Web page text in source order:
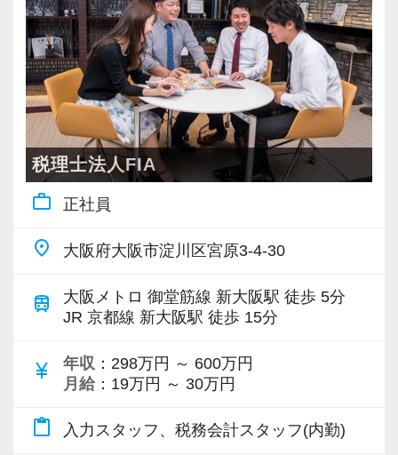
Instagram版
https://www.instagram.com/reel/DFAiiiFPWzt/?
igsh=MnE4OWRya3JjZjE3
TikTok版
https://vt.tiktok.com/ZS6qQwH8E/
・顧問先への巡回監査経験
・顧客対応や法人の決算業務経験
その他、下記のような方はぜひご応募くださ
い！
・コミュニケーション能力のある方
・向上心のある方
・粘り強く継続的に努力できる方
【採用サイト】
さい(^ ^)
https://heartland-tax.com/recruit/
【事務所紹介動画】
元国税OB・じてこ先生のYouTubeで、弊社の得
意分野や給与体制について取材いただきまし
◆入社5年目以降（年収1,200万円以上）
・担当顧問25〜35件前後。共同案件のリーダー
担当5〜10件前後。
・オフィスの拠点長や管理責任者、またはその
補佐を担当。もしくは複雑案件等をメインで担
当する「スペシャリスト」や「スタープレイヤ
ー」として活躍。
・年商10億円超の企業グループをチームの主担
・組織再編や事業承継対策の提案、DD業務など
【職場の雰囲気・環境】
従業員同士の仲が良く、とても和気あいあいと
しています！わからないことがあれば気軽に質
＜年収例＞
830万円／27歳／入社2年目／業界歴3年目／顧
問件数22件／年間顧問売上2,000万円（月給50
万円+平均インセンティブ月額19.2万円）
1040万円／36歳／入社5年目／業界歴10年目／
顧問件数26件／年間顧問売上2,600万円（月給
50万円+平均インセンティブ月額36.7万円）
1,390万円／28歳／入社3年目／業界歴5年目／
顧問件数27件／年間顧問売上3,000万円（月給
50万円+平均インセン月額55.8万円+管理職手当
月額10万円）
1,580万円／40歳／入社7年目／業界歴12年／顧
万円+平均インセンティブ月額61.7万円+管理職
手当月額20万円）
※担当件数が多い方は大きな企業を相手にする
・社長との面会を重視。トップのお困りごと・
問題意識を共有する
・月次決算を重視。使い物になる数字を早く出
す。年一決算はしない
・自計を基本とし、お客さまにて正しい処理が
できるようサポートする
・月次監査は専用システム上で実施し、お客さ
まへの訪問なし
３．働き方と仕事の進め方について
私たちは、チームで仕事を進めることを目指し
ているため、社内の良好な人間関係とコミュニ
す。
あいさつ・返事・ありがとう、と、リアルタイ
オフィスは新大阪駅から徒歩5分で雨に濡れずに
通勤できる立地にあり、アクセスも抜群です。
遠方から引っ越してこられる方には近隣住宅手
当制度があり、海外への社員旅行など充実した
福利厚生も魅力です。
【各種制度 ◆社員のやりがいと充実を全力バ
ックアップ◆】
を導入しています。
教育制度・研修制度
サポート。豊富な社内外の研修制度も利用しな
がら、経験がない方でも安心して業務に取り組
めます。
税理士法人FIA
work_outline 正社員
place 大阪府大阪市淀川区宮原3-4-30
train
大阪メトロ 御堂筋線 新大阪駅 徒歩 5分
JR 京都線 新大阪駅 徒歩 15分
currency_yen 年収 ：298万円 ～ 600万円
月給 ：19万円 ～ 30万円
content_paste 入力スタッフ、税務会計スタッフ(内勤)